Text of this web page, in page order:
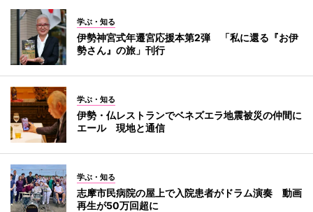
学ぶ・知る
伊勢神宮式年遷宮応援本第2弾 「私に還る『お伊
勢さん』の旅」刊行
学ぶ・知る
伊勢・仏レストランでベネズエラ地震被災の仲間に
エール 現地と通信
学ぶ・知る
志摩市民病院の屋上で入院患者がドラム演奏 動画
再生が50万回超に